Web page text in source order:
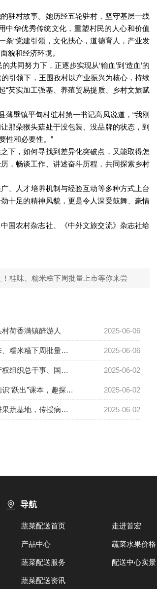
驻村故事。她历经五轮驻村，坚守基层一线
中华优秀传统文化，重塑村民的人心和价值
条“党建引领，文化扶心，道德育人，产业发
貌和经济环境。
同努力下，正逐步实现从‘输血’到‘造血’的
引领下，王围孜村以产业振兴为核心，持续
“芡实加工强基、养殖贸易提质、乡村文旅赋
壁镇平甸村驻村第一书记高凤说道，“我刚
那朵猴头菇处于没包装、没品牌的状态，到
性和必要性。”
，如何寻找到差异化突破点，又能取得怎
，畅谈工作、讲述奋斗历程，共同探索乡村
人才培养机制与经验互动等多种方式上台
十足的精神风貌，更是令人深受鼓舞、豪情
国农村杂志社、《中外文旅交流》杂志社给
桂味、糯米糍下周批量上市等你来尝
荷香满镇醉游人 2025-06-06
糍下周批量上市等... 2025-06-06
总干事、国际植物... 2025-06-02
跃出”课本，趣探农... 2025-06-02
地，传授病虫害防... 2025-06-02
导航
蔬菜配送首页 走进首宏
产品中心 蔬菜水果价格
蔬菜配送服务 配送中心实景
蔬菜配送资讯